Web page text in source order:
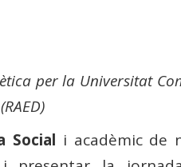
per la Universitat
Social i acadèmic de